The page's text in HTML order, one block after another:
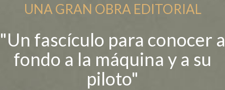
UNA GRAN OBRA EDITORIAL
"Un fascículo para conocer a
fondo a la máquina y a su
piloto"